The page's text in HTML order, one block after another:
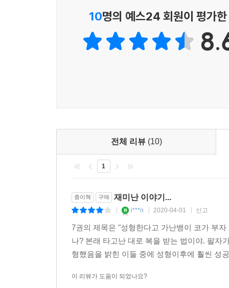
만화의 중요한 가치 중 하나가 현장성인 만큼
허영만 화백 인생의 화두이며, 밑천이기도 하다.
그 인물들의 얼굴을 지면에 다시 살려내면서 작가
30여 년 마음에 가장 큰 의문으로 남았던 사람의
다루는 관상은 그래서 작가에게 더없이 흥미롭고,
34년의 기다림, 3년여의 준비 기간을 거쳐 얼굴의
변하고 운도 변한다는 것. 타고난 관상은 어쩔 수
많은 사람들을 만나왔는지도 모른다.
처세의 학문, 관상
인간의 운명은 고대부터 현재까지 사람들의 끊
사람들로부터 사랑을 받고 있다. 관상은 대개
10명의 예스24 회원이 평가
전체 리뷰 (10)
1
종이책 구매 재미난 이야기...
i***n 2020-04-01 신고
7권의 제목은 "성형한다고 가난뱅이 코가 부
나? 본래 타고난 대로 복을 받는 법이야. 팔자
형했음을 밝힌 이들 중에 성형이후에 훨씬 성
이 리뷰가 도움이 되었나요?